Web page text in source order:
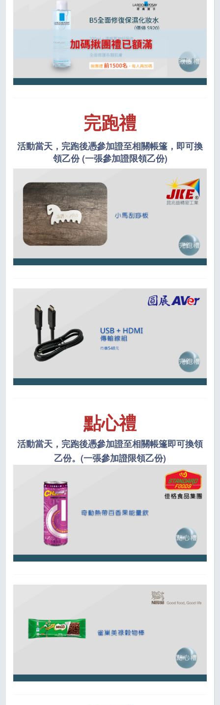
完跑禮
活動當天，完跑後憑參加證至相關帳篷，即可換
領乙份 (一張參加證限領乙份)
點心禮
活動當天，完跑後憑參加證至相關帳篷即可換領
乙份。(一張參加證限領乙份)